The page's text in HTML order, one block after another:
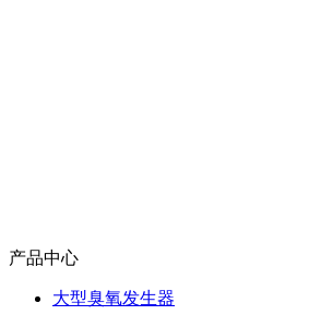
产品中心
大型臭氧发生器